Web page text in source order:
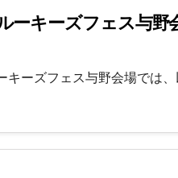
ーキーズフェス与野
キーズフェス与野会場では